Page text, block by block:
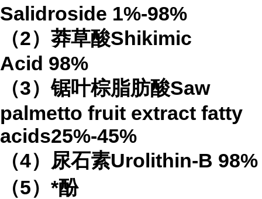
Salidroside 1%-98%
（2）莽草酸Shikimic
Acid 98%
（3）锯叶棕脂肪酸Saw
palmetto fruit extract fatty
acids25%-45%
（4） 尿石素Urolithin-B 98%
（5）*酚